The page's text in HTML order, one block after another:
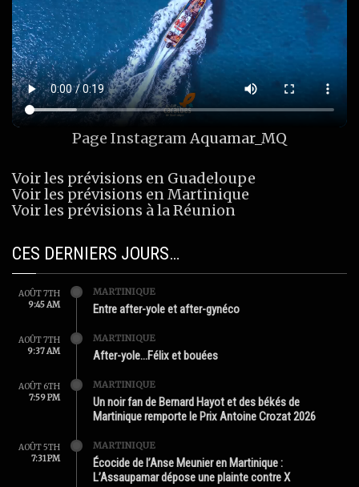
Page InstagramAquamar_MQ
Voir les prévisions en Guadeloupe
Voir les prévisions en Martinique
Voir les prévisions à la Réunion
CES DERNIERS JOURS…
AOÛT 7TH
9:45 AM
MARTINIQUE
Entre after-yole et after-gynéco
AOÛT 7TH
9:37 AM
MARTINIQUE
After-yole…Félix et bouées
AOÛT 6TH
7:59 PM
MARTINIQUE
Un noir fan de Bernard Hayot et des békés de
Martinique remporte le Prix Antoine Crozat 2026
AOÛT 5TH
7:31 PM
MARTINIQUE
Écocide de l’Anse Meunier en Martinique :
L’Assaupamar dépose une plainte contre X